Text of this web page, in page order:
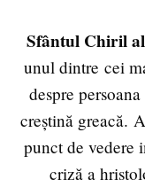
Sfântul Chiril
unul dintre cei
despre
creștină greacă.
punct de vedere
criză a